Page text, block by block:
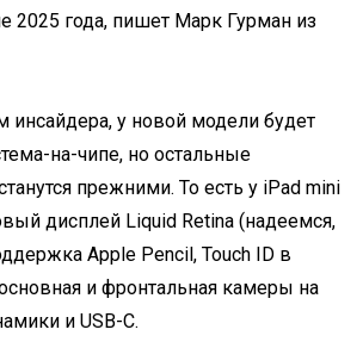
2025 года, пишет Марк Гурман из
инсайдера, у новой модели будет
на-чипе, но остальные
прежними. То есть у iPad mini
дисплей Liquid Retina (надеемся,
Apple Pencil, Touch ID в
и фронтальная камеры на
и USB-C.